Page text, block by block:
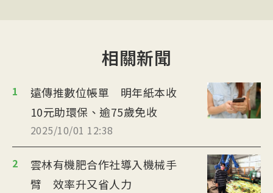
相關新聞
1
遠傳推數位帳單 明年紙本收
10元助環保、逾75歲免收
2025/10/01 12:38
2
雲林有機肥合作社導入機械手
臂 效率升又省人力